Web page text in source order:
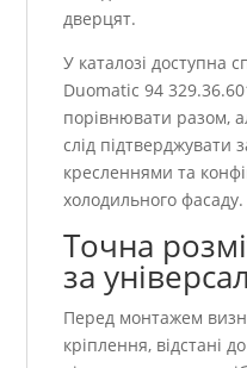
дверцят.
У каталозі доступна
Duomatic 94
порівнювати разом,
слід
кресленнями та
холодильного фасаду.
Точна
за
Перед монтажем
кріплення, відстані